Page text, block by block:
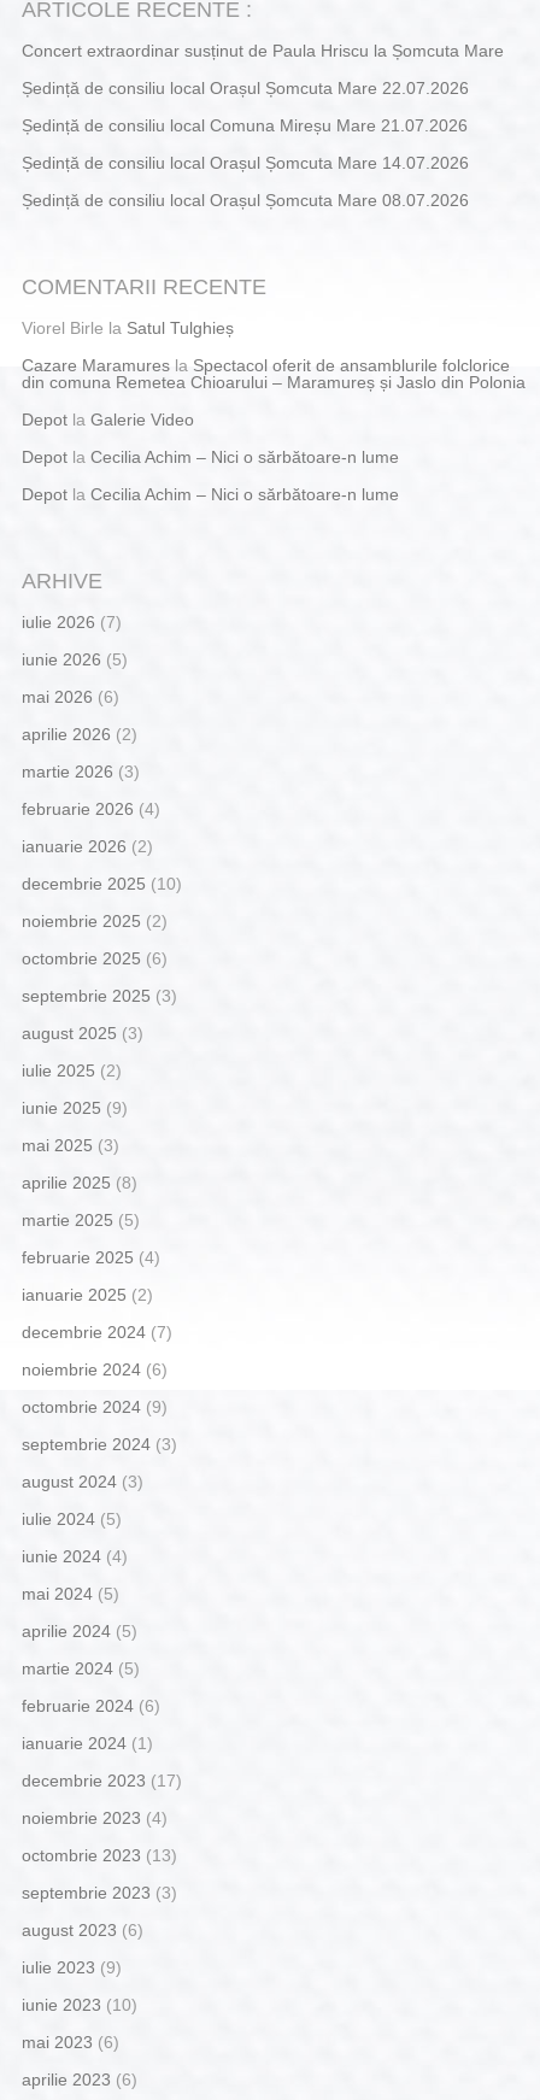
ARTICOLE RECENTE :
Concert extraordinar susținut de Paula Hriscu la Șomcuta Mare
Ședință de consiliu local Orașul Șomcuta Mare 22.07.2026
Ședință de consiliu local Comuna Mireșu Mare 21.07.2026
Ședință de consiliu local Orașul Șomcuta Mare 14.07.2026
Ședință de consiliu local Orașul Șomcuta Mare 08.07.2026
COMENTARII RECENTE
Viorel Birle la Satul Tulghieș
Cazare Maramuresla Spectacol oferit de ansamblurile folclorice
din comuna Remetea Chioarului – Maramureș și Jaslo din Polonia
Depotla Galerie Video
Depotla Cecilia Achim – Nici o sărbătoare-n lume
Depotla Cecilia Achim – Nici o sărbătoare-n lume
ARHIVE
iulie 2026 (7)
iunie 2026 (5)
mai 2026 (6)
aprilie 2026 (2)
martie 2026 (3)
februarie 2026 (4)
ianuarie 2026 (2)
decembrie 2025 (10)
noiembrie 2025 (2)
octombrie 2025 (6)
septembrie 2025 (3)
august 2025 (3)
iulie 2025 (2)
iunie 2025 (9)
mai 2025 (3)
aprilie 2025 (8)
martie 2025 (5)
februarie 2025 (4)
ianuarie 2025 (2)
decembrie 2024(7)
noiembrie 2024(6)
octombrie 2024(9)
septembrie 2024(3)
august 2024(3)
iulie 2024(5)
iunie 2024(4)
mai 2024(5)
aprilie 2024(5)
martie 2024(5)
februarie 2024(6)
ianuarie 2024(1)
decembrie 2023 (17)
noiembrie 2023 (4)
octombrie 2023 (13)
septembrie 2023 (3)
august 2023 (6)
iulie 2023 (9)
iunie 2023 (10)
mai 2023 (6)
aprilie 2023 (6)